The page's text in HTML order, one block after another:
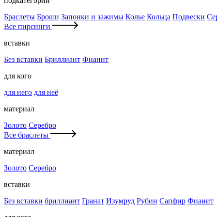
Браслеты Броши Запонки и зажимы Колье Кольца Подвески
Все пирсинги
вставки
Без вставки Бриллиант Фианит
для кого
для него для неё
материал
Золото Серебро
Все браслеты
материал
Золото Серебро
вставки
Без вставки бриллиант Гранат Изумруд Рубин Сапфир Фианит